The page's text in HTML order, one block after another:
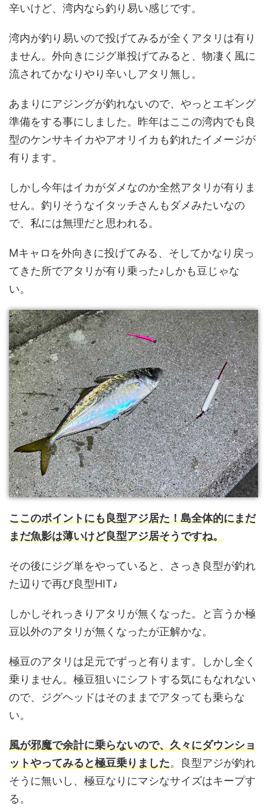
辛いけど、湾内なら釣り易い感じです。
湾内が釣り易いので投げてみるが全くアタリは有り
ません。外向きにジグ単投げてみると、物凄く風に
流されてかなりやり辛いしアタリ無し。
あまりにアジングが釣れないので、やっとエギング
準備をする事にしました。昨年はここの湾内でも良
型のケンサキイカやアオリイカも釣れたイメージが
有ります。
しかし今年はイカがダメなのか全然アタリが有りま
せん。釣りそうなイタッチさんもダメみたいなの
で、私には無理だと思われる。
Mキャロを外向きに投げてみる、そしてかなり戻っ
てきた所でアタリが有り乗った♪しかも豆じゃな
い。
ここのポイントにも良型アジ居た！島全体的にまだ
まだ魚影は薄いけど良型アジ居そうですね。
その後にジグ単をやっていると、さっき良型が釣れ
た辺りで再び良型HIT♪
しかしそれっきりアタリが無くなった。と言うか極
豆以外のアタリが無くなったが正解かな。
極豆のアタリは足元でずっと有ります。しかし全く
乗りません。極豆狙いにシフトする気にもなれない
ので、ジグヘッドはそのままでアタっても乗らな
い。
風が邪魔で余計に乗らないので、久々にダウンショ
ットやってみると極豆乗りました。良型アジが釣れ
そうに無いし、極豆なりにマシなサイズはキープす
る。